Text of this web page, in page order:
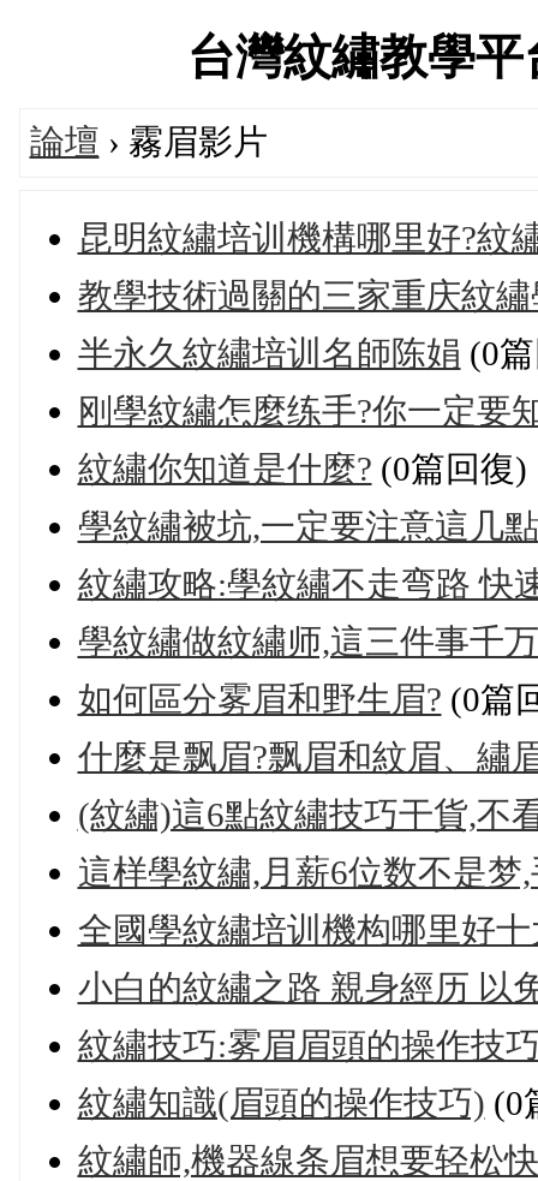
台灣紋繡教學
論壇 › 霧眉影片
昆明紋繡培训機構哪里好?紋
教學技術過關的三家重庆紋
半永久紋繡培训名師陈娟 (0
刚學紋繡怎麼练手?你一定要
紋繡你知道是什麼? (0篇回復)
學紋繡被坑,一定要注意這几點
紋繡攻略:學紋繡不走弯路 快
學紋繡做紋繡师,這三件事千
如何區分雾眉和野生眉? (0篇
什麼是飘眉?飘眉和紋眉、繡
(紋繡)這6點紋繡技巧干貨,不
這样學紋繡,月薪6位数不是梦
全國學紋繡培训機构哪里好
小白的紋繡之路 親身經历 以
紋繡技巧:雾眉眉頭的操作技
紋繡知識(眉頭的操作技巧) (0
紋繡師,機器線条眉想要轻松